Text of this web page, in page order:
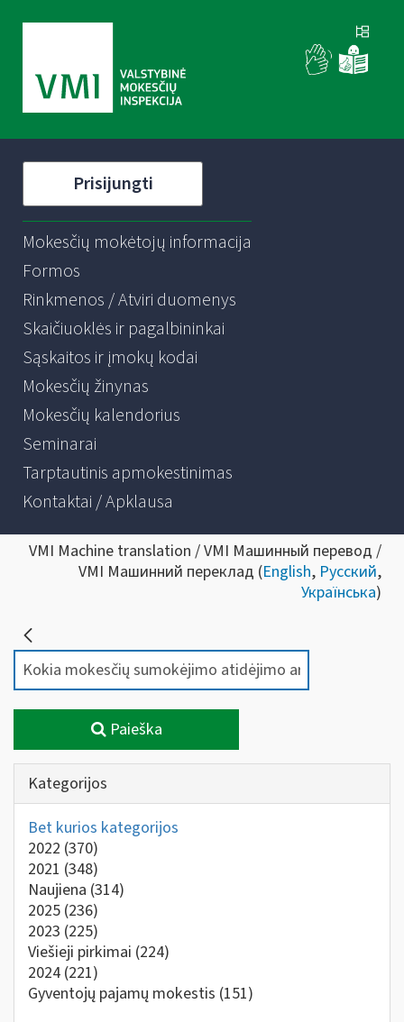
Prisijungti
Mokesčių mokėtojų informacija
Formos
Rinkmenos / Atviri duomenys
Skaičiuoklės ir pagalbininkai
Sąskaitos ir įmokų kodai
Mokesčių žinynas
Mokesčių kalendorius
Seminarai
Tarptautinis apmokestinimas
Kontaktai / Apklausa
VMI Machine translation / VMI Машинный перевод /
VMI Машинний переклад (English, Русский,
Українська)
Paieška
Kategorijos
Bet kurios kategorijos
2022 (370)
2021 (348)
Naujiena (314)
2025 (236)
2023 (225)
Viešieji pirkimai (224)
2024 (221)
Gyventojų pajamų mokestis (151)